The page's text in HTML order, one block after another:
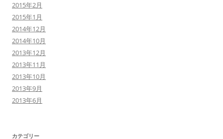
2015年2月
2015年1月
2014年12月
2014年10月
2013年12月
2013年11月
2013年10月
2013年9月
2013年6月
カテゴリー